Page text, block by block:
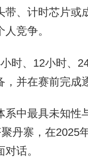
、计时芯片或
竞争。
、12小时、
并在赛前完成
中最具未知性
丹寨，在2025
话。